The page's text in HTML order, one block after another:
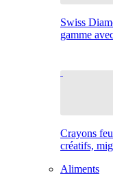
Swiss
gamme
Crayons
créatifs,
Aliments